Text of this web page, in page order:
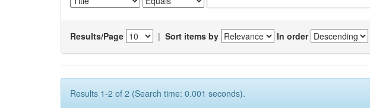
Results/Page | Sort items by In order
Results 1-2 of 2 (Search time: 0.001 seconds).